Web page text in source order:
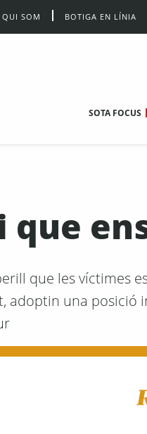
QUI SOM BOTIGA EN LÍNIA
SOTA FOCUS
que
que les víctimes
adoptin una